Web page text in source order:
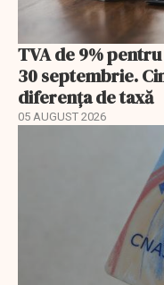
TVA de 9%
30 septembrie.
diferența de taxă
05 AUGUST 2026